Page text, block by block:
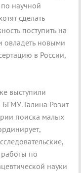
по научной
сделать
поступить на
овладеть новыми
в России,
выступили
Галина Розит
поиска малых
по
науки